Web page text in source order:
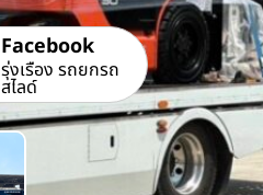
Facebook
รุ่งเรือง รถยกรถ
สไลด์